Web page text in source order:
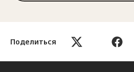
Поделиться